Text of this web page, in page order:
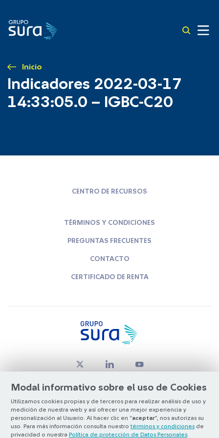
Inicio
Indicadores 2022-03-17
14:33:05.0 – IGBC-C20
Modal informativo sobre el uso de Cookies
Utilizamos cookies propias y de terceros para realizar análisis de uso y
medición de nuestra web y así ofrecer una mejor experiencia y
personalización al Usuario. Al hacer clic en “aceptar”, nos autorizas su
uso. Para más información consulta nuestro términos y condiciones de
privacidad o nuestra Política de protección de Datos Personales
CENTRO DE RECURSOS
TÉRMINOS Y CONDICIONES
PREGUNTAS FRECUENTES
CONTACTO
CERTIFICADO DE RENTA
© Copyright Grupo SURA 2026